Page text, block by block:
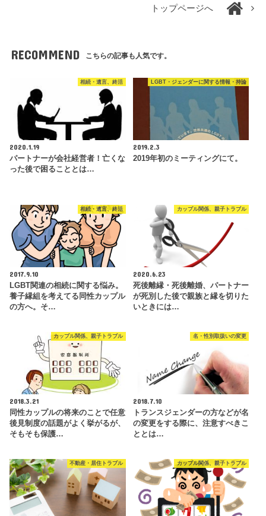
トップページへ
RECOMMEND こちらの記事も人気です。
相続・遺言、終活
2020.1.19
パートナーが会社経営者！亡くな
った後で困ることとは…
LGBT・ジェンダーに関する情報・持論
2019.2.3
2019年初のミーティングにて。
相続・遺言、終活
2017.9.10
LGBT関連の相続に関する悩み。
養子縁組を考えてる同性カップル
の方へ。そ…
カップル関係、親子トラブル
2020.6.23
死後離縁・死後離婚、パートナー
が死別した後で親族と縁を切りた
いときには…
カップル関係、親子トラブル
2018.3.21
同性カップルの将来のことで任意
後見制度の話題がよく挙がるが、
そもそも保護…
名・性別取扱いの変更
2018.7.10
トランスジェンダーの方などが名
の変更をする際に、注意すべきこ
ととは…
不動産・居住トラブル カップル関係、親子トラブル